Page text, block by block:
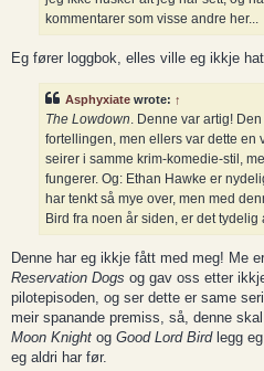
kommentarer som visse andre her...
Eg fører loggbok, elles ville eg ikkje
Asphyxiate wrote: ↑
The Lowdown . Denne var artig!
fortellingen, men ellers var dette en
seirer i samme krim-komedie-stil,
fungerer. Og: Ethan Hawke er
har tenkt så mye over, men med
Bird fra noen år siden, er det
Denne har eg ikkje fått med meg! Me
Reservation Dogs og gav oss etter
pilotepisoden, og ser dette er same
meir spanande premiss, så, denne
Moon Knight og Good Lord Birdlegg eg
eg aldri har før.